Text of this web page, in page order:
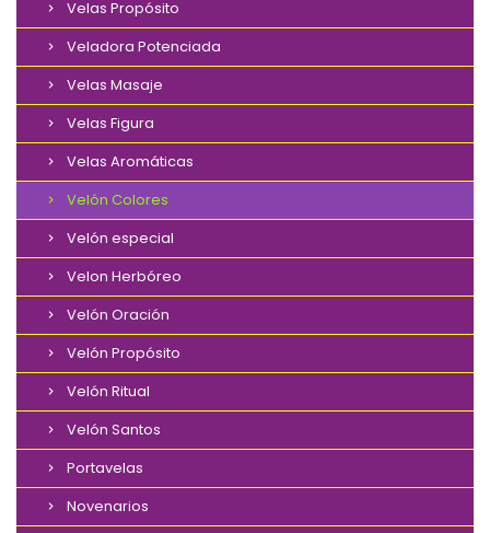
Velas Propósito
Veladora Potenciada
Velas Masaje
Velas Figura
Velas Aromáticas
Velón Colores
Velón especial
Velon Herbóreo
Velón Oración
Velón Propósito
Velón Ritual
Velón Santos
Portavelas
Novenarios